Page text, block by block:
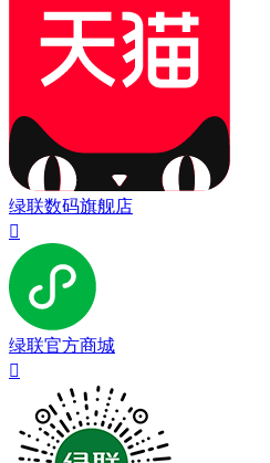
绿联数码旗舰店

绿联官方商城
